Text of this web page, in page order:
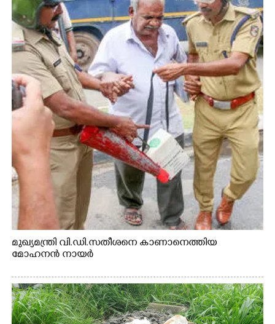
മുഖ്യമന്ത്രി വി.ഡി.സതീശനെ കാണാനെത്തിയ
മോഹനൻ നായർ